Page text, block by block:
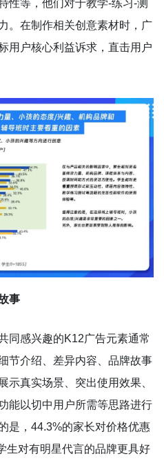
性等，他们对于教学-练习-测
。在制作相关创意素材时，广
用户核心利益诉求，直击用户
事
同感兴趣的K12广告元素通常
节介绍、差异内容、品牌故事
示真实场景、突出使用效果、
能以切中用户所需等思路进行
是，44.3%的家长对价格优惠
生对有明星代言的品牌更具好